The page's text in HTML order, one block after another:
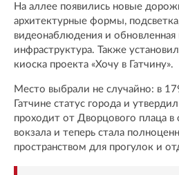
На аллее появились новые
архитектурные формы,
видеонаблюдения и обновленная
инфраструктура. Также
киоска проекта «Хочу в Гатчину».
Место выбрали не случайно: в
Гатчине статус города и
проходит от Дворцового плаца в
вокзала и теперь стала
пространством для прогулок и